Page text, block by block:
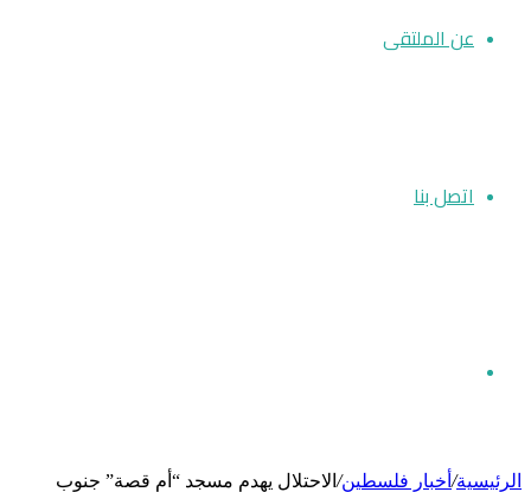
عن الملتقى
اتصل بنا
الرئيسية/ أخبار فلسطين/ الاحتلال يهدم مسجد “أم قصة” جنوب